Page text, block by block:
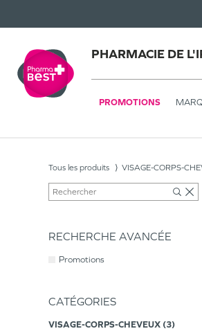
PHARMACIE DE
PROMOTIONS
Tous les produits VISAGE-CORPS-
RECHERCHE AVANCÉE
Promotions
CATÉGORIES
VISAGE-CORPS-CHEVEUX 3